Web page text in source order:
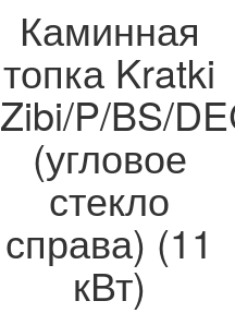
Каминная
топка Kratki
Zibi/P/BS/
(угловое
стекло
справа) (11
кВт)